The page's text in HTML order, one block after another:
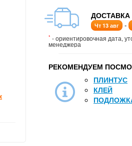
ДОСТАВКА
Чт 13 авг -
* - ориентировочная дата,
менеджера
РЕКОМЕНДУЕМ
ПЛИНТУС
КЛЕЙ